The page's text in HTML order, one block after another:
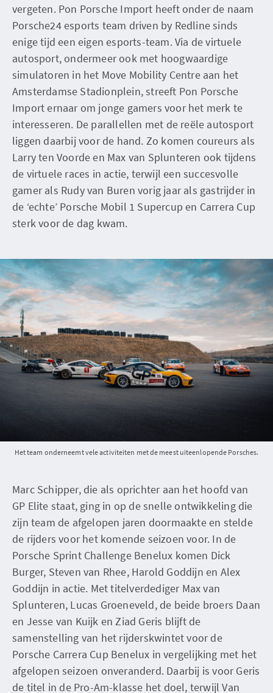
vergeten. Pon Porsche Import heeft onder de naam
Porsche24 esports team driven by Redline sinds
enige tijd een eigen esports-team. Via de virtuele
autosport, ondermeer ook met hoogwaardige
simulatoren in het Move Mobility Centre aan het
Amsterdamse Stadionplein, streeft Pon Porsche
Import ernaar om jonge gamers voor het merk te
interesseren. De parallellen met de reële autosport
liggen daarbij voor de hand. Zo komen coureurs als
Larry ten Voorde en Max van Splunteren ook tijdens
de virtuele races in actie, terwijl een succesvolle
gamer als Rudy van Buren vorig jaar als gastrijder in
de ‘echte’ Porsche Mobil 1 Supercup en Carrera Cup
sterk voor de dag kwam.
Het team onderneemt vele activiteiten met de meest uiteenlopende Porsches.
Marc Schipper, die als oprichter aan het hoofd van
GP Elite staat, ging in op de snelle ontwikkeling die
zijn team de afgelopen jaren doormaakte en stelde
de rijders voor het komende seizoen voor. In de
Porsche Sprint Challenge Benelux komen Dick
Burger, Steven van Rhee, Harold Goddijn en Alex
Goddijn in actie. Met titelverdediger Max van
Splunteren, Lucas Groeneveld, de beide broers Daan
en Jesse van Kuijk en Ziad Geris blijft de
samenstelling van het rijderskwintet voor de
Porsche Carrera Cup Benelux in vergelijking met het
afgelopen seizoen onveranderd. Daarbij is voor Geris
de titel in de Pro-Am-klasse het doel, terwijl Van